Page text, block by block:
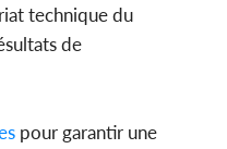
technique du
de
pour garantir une